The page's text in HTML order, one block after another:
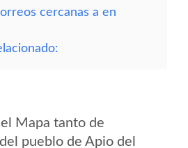
cercanas a en
Mapa tanto de
pueblo de Apio del